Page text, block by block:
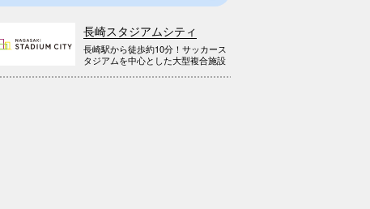
長崎スタジアムシティ
長崎駅から徒歩約10分！サッカース
タジアムを中心とした大型複合施設